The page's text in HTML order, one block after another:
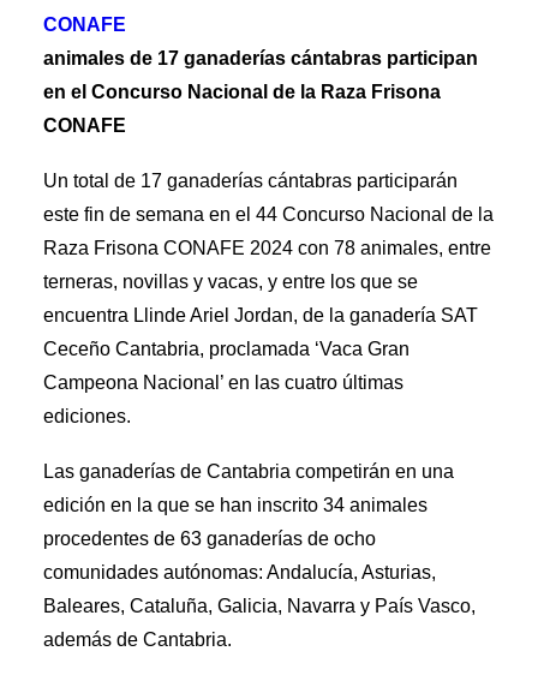
animales de 17 ganaderías cántabras participan
en el Concurso Nacional de la Raza Frisona
CONAFE
Un total de 17 ganaderías cántabras participarán
este fin de semana en el 44 Concurso Nacional de la
Raza Frisona CONAFE 2024 con 78 animales, entre
terneras, novillas y vacas, y entre los que se
encuentra Llinde Ariel Jordan, de la ganadería SAT
Ceceño Cantabria, proclamada ‘Vaca Gran
Campeona Nacional’ en las cuatro últimas
ediciones.
Las ganaderías de Cantabria competirán en una
edición en la que se han inscrito 34 animales
procedentes de 63 ganaderías de ocho
comunidades autónomas: Andalucía, Asturias,
Baleares, Cataluña, Galicia, Navarra y País Vasco,
además de Cantabria.